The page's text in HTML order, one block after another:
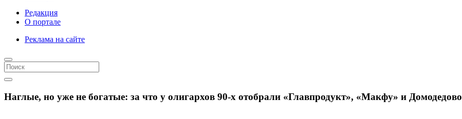
Редакция
О портале
Реклама на сайте
Наглые, но уже не богатые: за что у олигархов 90-х отобрали «Главпродукт», «Макфу» и Домодедово